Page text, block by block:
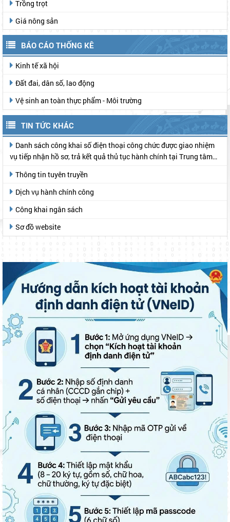
Trồng trọt
Giá nông sản
BÁO CÁO THỐNG KÊ
Kinh tế xã hội
Đất đai, dân số, lao động
Vệ sinh an toàn thực phẩm - Môi trường
TIN TỨC KHÁC
vụ tiếp nhận hồ sơ, trả kết quả thủ tục hành chính tại Trung tâm
Thông tin tuyên truyền
Dịch vụ hành chính công
Công khai ngân sách
Sơ đồ website